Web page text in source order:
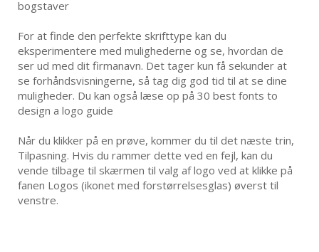
bogstaver
For at finde den perfekte skrifttype kan du
eksperimentere med mulighederne og se, hvordan de
ser ud med dit firmanavn. Det tager kun få sekunder at
se forhåndsvisningerne, så tag dig god tid til at se dine
muligheder. Du kan også læse op på 30 best fonts to
design a logo guide
Når du klikker på en prøve, kommer du til det næste trin,
Tilpasning. Hvis du rammer dette ved en fejl, kan du
vende tilbage til skærmen til valg af logo ved at klikke på
fanen Logos (ikonet med forstørrelsesglas) øverst til
venstre.